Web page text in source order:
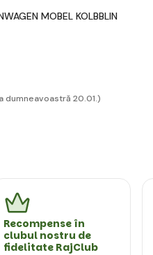
MOBEL KOLBBLIN
dumneavoastră 20.01.)
Recompense în
clubul nostru de
fidelitate RajClub